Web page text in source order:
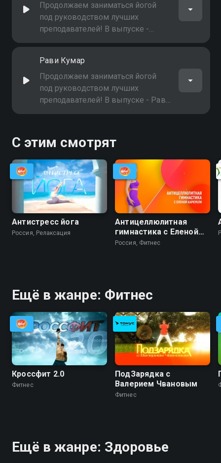
Продолжаем заниматься йогой
под руководством лучших
преподавателей! В выпуске -
Кристина Костина
Рави Кумар
Продолжаем заниматься йогой
под руководством лучших
преподавателей! В выпуске - Рави
Кумар
С этим смотрят
Антистресс йога
Россия, Релаксация
Антицеллюлитная
гимнастика с Еленой
Каркукли
Россия, Фитнес
Ещё в жанре: Фитнес
Кроссфит 2.0
Фитнес
ПодЗарядка с
Валерием Чвановым
Фитнес
Ещё в жанре: Здоровье